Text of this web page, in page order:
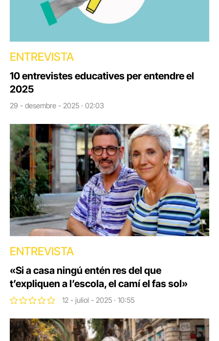
ENTREVISTA
10 entrevistes educatives per entendre el
2025
29 - desembre - 2025 · 02:03
ENTREVISTA
«Si a casa ningú entén res del que
t’expliquen a l’escola, el camí el fas sol»
12 - juliol - 2025 · 10:55